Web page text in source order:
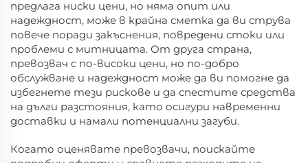
предлага ниски цени, но няма опит или
надеждност, може в крайна сметка да ви струва
повече поради закъснения, повредени стоки или
проблеми с митницата. От друга страна,
превозвач с по-високи цени, но по-добро
обслужване и надеждност може да ви помогне да
избегнете тези рискове и да спестите средства
на дълги разстояния, като осигури навременни
доставки и намали потенциални загуби.
Когато оценявате превозвачи, поискайте